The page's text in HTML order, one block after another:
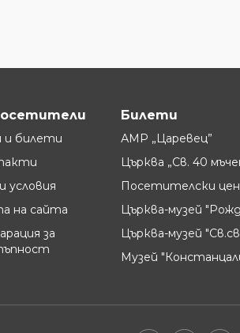
и билети
условия
на сайта
за
Билети
АМР „Царевец”
Църква „Св. 40
Посетителски
Църква-музей
Църква-музей
Музей